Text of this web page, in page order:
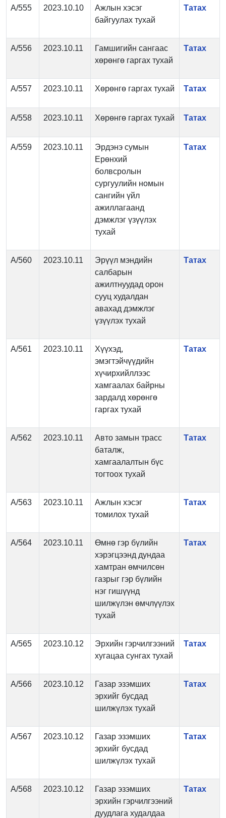
А/555 2023.10.10
Ажлын хэсэг
байгуулах тухай
Татах
А/556 2023.10.11
Гамшигийн сангаас
хөрөнгө гаргах тухай
Татах
А/557 2023.10.11 Хөрөнгө гаргах тухай Татах
А/558 2023.10.11 Хөрөнгө гаргах тухай Татах
А/559 2023.10.11
Эрдэнэ сумын
Ерөнхий
болвсролын
сургуулийн номын
сангийн үйл
ажиллагаанд
дэмжлэг үзүүлэх
тухай
Татах
А/560 2023.10.11
Эрүүл мэндийн
салбарын
ажилтнуудад орон
сууц худалдан
авахад дэмжлэг
үзүүлэх тухай
Татах
А/561 2023.10.11
Хүүхэд,
эмэгтэйчүүдийн
хүчирхийллээс
хамгаалах байрны
зардалд хөрөнгө
гаргах тухай
Татах
А/562 2023.10.11
Авто замын трасс
баталж,
хамгаалалтын бүс
тогтоох тухай
Татах
А/563 2023.10.11
Ажлын хэсэг
томилох тухай
Татах
А/564 2023.10.11
Өмнө гэр бүлийн
хэрэгцээнд дундаа
хамтран өмчилсөн
газрыг гэр бүлийн
нэг гишүүнд
шилжүлэн өмчлүүлэх
тухай
Татах
А/565 2023.10.12
Эрхийн гэрчилгээний
хугацаа сунгах тухай
Татах
А/566 2023.10.12
Газар эзэмших
эрхийг бусдад
шилжүлэх тухай
Татах
А/567 2023.10.12
Газар эзэмших
эрхийг бусдад
шилжүлэх тухай
Татах
А/568 2023.10.12
Газар эзэмших
эрхийн гэрчилгээний
дуудлага худалдаа
Татах